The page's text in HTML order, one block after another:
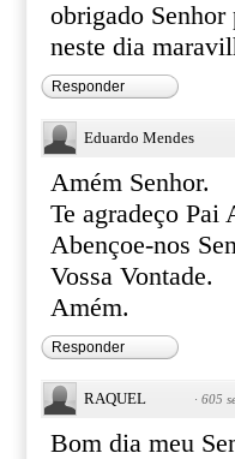
obrigado
neste dia
Responder
Eduardo Mendes
Amém Senhor.
Te agradeço Pai
Abençoe-nos
Vossa Vontade.
Amém.
Responder
RAQUEL · 605
Bom dia meu